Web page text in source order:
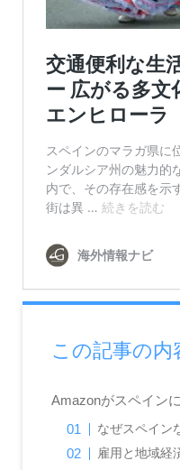
この記事の内
Amazonがスペイン
なぜスペイン
雇用と地域経